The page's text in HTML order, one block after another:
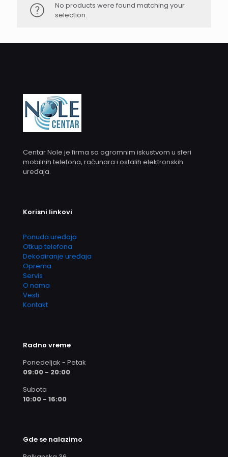
No products were found matching your
selection.
Centar Nole je firma sa ogromnim iskustvom u sferi
mobilnih telefona, računara i ostalih elektronskih
uređaja.
Korisni linkovi
Ponuda uređaja
Otkup telefona
Dekodiranje uređaja
Oprema
Servis
O nama
Vesti
Kontakt
Radno vreme
Ponedeljak - Petak
09:00 - 20:00
Subota
10:00 - 16:00
Gde se nalazimo